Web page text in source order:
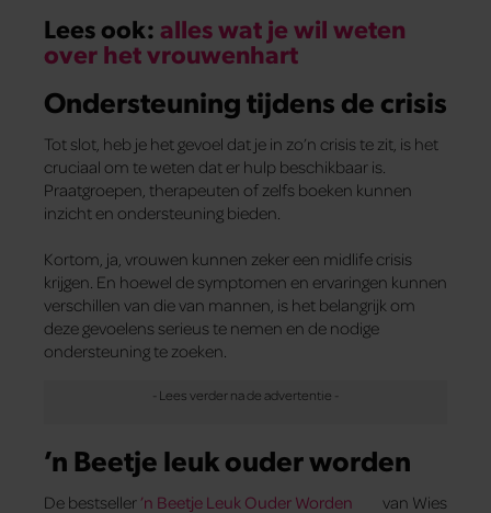
Lees ook:alles wat je wil weten
over het vrouwenhart
Ondersteuning tijdens de crisis
Tot slot, heb je het gevoel dat je in zo’n crisis te zit, is het
cruciaal om te weten dat er hulp beschikbaar is.
Praatgroepen, therapeuten of zelfs boeken kunnen
inzicht en ondersteuning bieden.
Kortom, ja, vrouwen kunnen zeker een midlife crisis
krijgen. En hoewel de symptomen en ervaringen kunnen
verschillen van die van mannen, is het belangrijk om
deze gevoelens serieus te nemen en de nodige
ondersteuning te zoeken.
’n Beetje leuk ouder worden
De bestseller’n Beetje Leuk Ouder Worden
van Wies